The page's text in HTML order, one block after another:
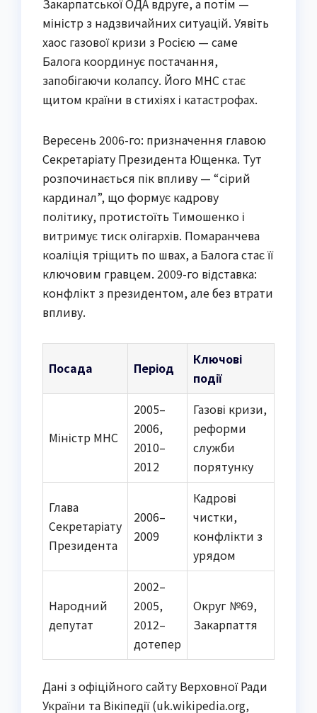
Закарпатської ОДА вдруге, а потім —
міністр з надзвичайних ситуацій. Уявіть
хаос газової кризи з Росією — саме
Балога координує постачання,
запобігаючи колапсу. Його МНС стає
щитом країни в стихіях і катастрофах.
Вересень 2006-го: призначення главою
Секретаріату Президента Ющенка. Тут
розпочинається пік впливу — “сірий
кардинал”, що формує кадрову
політику, протистоїть Тимошенко і
витримує тиск олігархів. Помаранчева
коаліція тріщить по швах, а Балога стає її
ключовим гравцем. 2009-го відставка:
конфлікт з президентом, але без втрати
впливу.
Посада Період
Ключові
події
Міністр МНС
2005–
2006,
2010–
2012
Газові кризи,
реформи
служби
порятунку
Глава
Секретаріату
Президента
2006–
2009
Кадрові
чистки,
конфлікти з
урядом
Народний
депутат
2002–
2005,
2012–
дотепер
Округ №69,
Закарпаття
Дані з офіційного сайту Верховної Ради
України та Вікіпедії (uk.wikipedia.org,